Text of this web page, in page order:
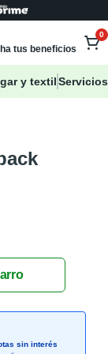
tus beneficios
0
y textilServicios
sin interés